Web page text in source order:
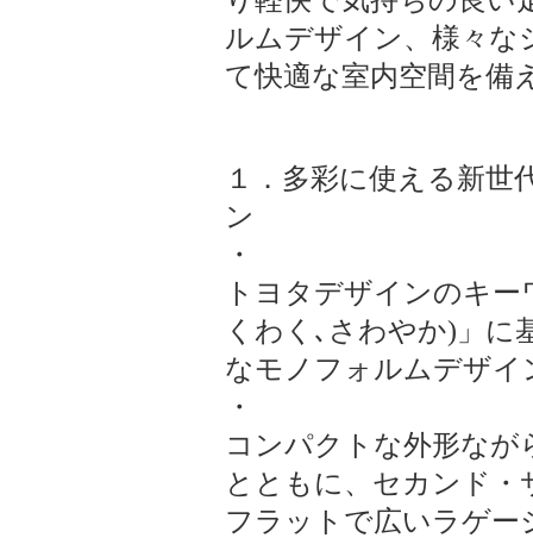
ルムデザイン、様々な
て快適な室内空間を備
１．多彩に使える新
ン
・
トヨタデザインのキ
くわく､さわやか)」
なモノフォルムデザイ
・
コンパクトな外形なが
とともに、セカンド・
フラットで広いラゲー